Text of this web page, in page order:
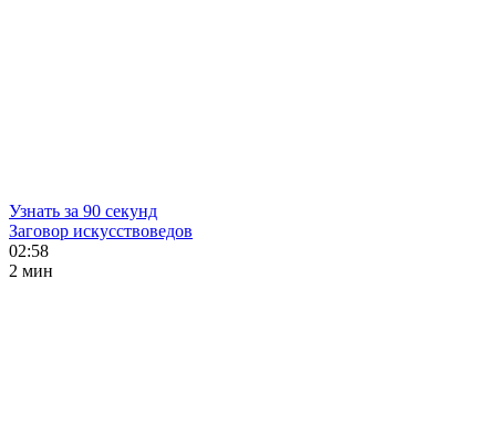
Узнать за 90 секунд
Заговор искусствоведов
02:58
2 мин